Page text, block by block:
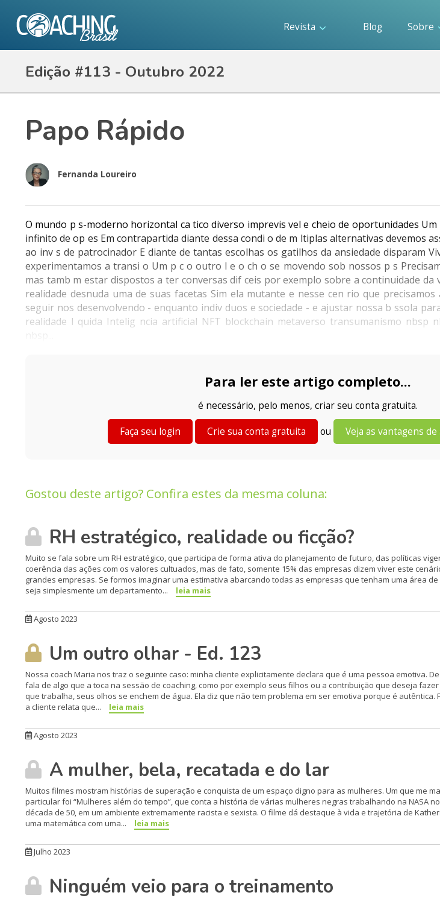
Revista Blog Sobre
Edição #113 - Outubro 2022
Papo Rápido
Fernanda Loureiro
O mundo p s-moderno horizontal ca tico diverso imprevis vel e cheio de oportunidades
infinito de op es Em contrapartida diante dessa condi o de m ltiplas alternativas devemos
ao inv s de patrocinador E diante de tantas escolhas os gatilhos da ansiedade disparam
experimentamos a transi o Um p c o outro l e o ch o se movendo sob nossos p s
mas tamb m estar dispostos a ter conversas dif ceis por exemplo sobre a continuidade da
realidade desnuda uma de suas facetas Sim ela mutante e nesse cen rio que
seguir nos desenvolvendo - enquanto indiv duos e sociedade - e ajustar nossa b ssola
realidade l quida Intelig ncia artificial NFT blockchain metaverso transumanismo nbsp
Para ler este artigo completo...
é necessário, pelo menos, criar seu conta gratuita.
Faça seu login Crie sua conta gratuita ou Veja as vantagens
Gostou deste artigo? Confira estes da mesma coluna:
RH estratégico, realidade ou ficção?
Muito se fala sobre um RH estratégico, que participa de forma ativa do planejamento de futuro, das políticas
coerência das ações com os valores cultuados, mas de fato, somente 15% das empresas dizem viver este
grandes empresas. Se formos imaginar uma estimativa abarcando todas as empresas que tenham uma área de
seja simplesmente um departamento...
leia mais
Agosto 2023
Um outro olhar - Ed. 123
Nossa coach Maria nos traz o seguinte caso: minha cliente explicitamente declara que é uma pessoa emotiva.
fala de algo que a toca na sessão de coaching, como por exemplo seus filhos ou a contribuição que deseja
que trabalha, seus olhos se enchem de água. Ela diz que não tem problema em ser emotiva porque é autêntica.
a cliente relata que...
leia mais
Agosto 2023
A mulher, bela, recatada e do lar
Muitos filmes mostram histórias de superação e conquista de um espaço digno para as mulheres. Um que me
particular foi “Mulheres além do tempo”, que conta a história de várias mulheres negras trabalhando na NASA
década de 50, em um ambiente extremamente racista e sexista. O filme dá destaque à vida e trajetória de
uma matemática com uma...
leia mais
Julho 2023
Ninguém veio para o treinamento